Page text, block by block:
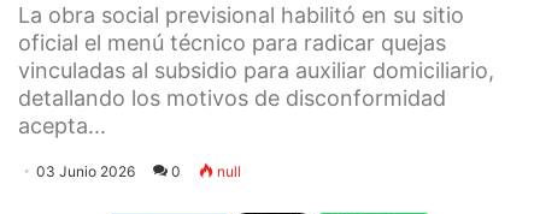
La obra social previsional habilitó en su sitio
oficial el menú técnico para radicar quejas
vinculadas al subsidio para auxiliar domiciliario,
detallando los motivos de disconformidad
acepta...
03 Junio 2026 0 null